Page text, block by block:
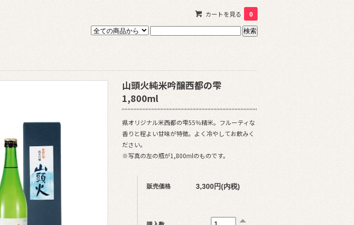
カートを見る 0
山頭火純米吟醸西都の雫
1,800ml
県オリジナル米西都の雫55％精米。フルーティな
香りと程よい甘味が特徴。よく冷やしてお飲みく
ださい。
※写真の左の瓶が1,800mlのものです。
販売価格 3,300円(内税)